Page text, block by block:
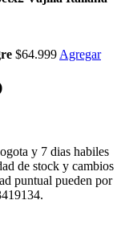
$64.999 Agregar
y 7 dias habiles
de stock y cambios
puntual pueden por